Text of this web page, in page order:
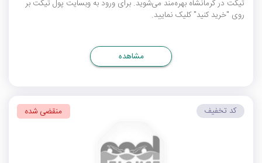
تیکت در کرمانشاه بهره‌مند می‌شوید. برای ورود به وبسایت پول تیکت بر
روی "خرید کنید" کلیک نمایید.
مشاهده
کد تخفیف منقضی شده